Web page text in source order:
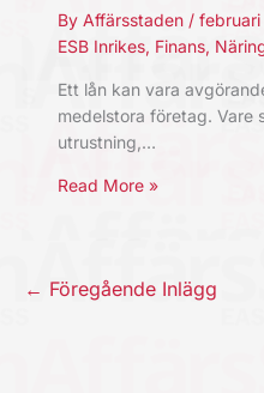
By Affärsstaden /
ESB Inrikes, Finans,
Ett lån kan vara
medelstora företag. Vare
utrustning,…
Read More »
← Föregående Inlägg